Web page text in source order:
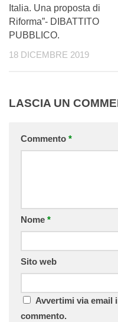
Italia. Una proposta di
Riforma”- DIBATTITO
PUBBLICO.
18 DICEMBRE 2019
LASCIA UN
Commento *
Nome *
Sito web
Avvertimi via email
commento.